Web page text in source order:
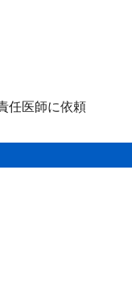
任医師に依頼